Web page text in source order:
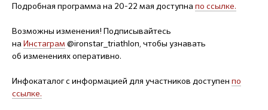
Подробная программа на 20-22 мая доступна по ссылке.
Возможны изменения! Подписывайтесь
на Инстаграм @ironstar_triathlon, чтобы узнавать
об изменениях оперативно.
Инфокаталог с информацией для участников доступен по
ссылке.